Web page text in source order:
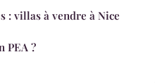
: villas à vendre à Nice
PEA ?